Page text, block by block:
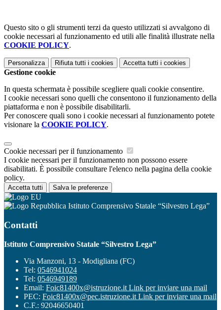
Questo sito o gli strumenti terzi da questo utilizzati si avvalgono di
cookie necessari al funzionamento ed utili alle finalità illustrate nella
COOKIE POLICY.
Personalizza Rifiuta tutti i cookies Accetta tutti i cookies
Gestione cookie
In questa schermata è possibile scegliere quali cookie consentire.
I cookie necessari sono quelli che consentono il funzionamento della
piattaforma e non è possibile disabilitarli.
Per conoscere quali sono i cookie necessari al funzionamento potete
visionare la COOKIE POLICY.
Cookie necessari per il funzionamento
I cookie necessari per il funzionamento non possono essere
disabilitati. È possibile consultare l'elenco nella pagina della cookie
policy.
Accetta tutti Salva le preferenze
Istituto Comprensivo Statale “Silvestro Lega”
Contatti
Istituto Comprensivo Statale “Silvestro Lega”
Via Manzoni, 13 - Modigliana (FC)
Tel: 0546941024
Tel: 0546949189
Email: Foic81400x@istruzione.it Link per inviare una mail
PEC: Foic81400x@pec.istruzione.it Link per inviare una mail
C.F.: 92046650401